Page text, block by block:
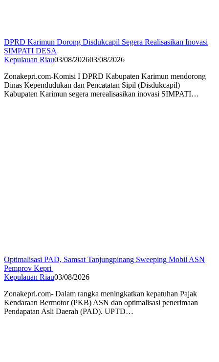
DPRD Karimun Dorong Disdukcapil Segera Realisasikan Inovasi
SIMPATI DESA
Kepulauan Riau03/08/202603/08/2026
Zonakepri.com-Komisi I DPRD Kabupaten Karimun mendorong
Dinas Kependudukan dan Pencatatan Sipil (Disdukcapil)
Kabupaten Karimun segera merealisasikan inovasi SIMPATI…
Optimalisasi PAD, Samsat Tanjungpinang Sweeping Mobil ASN
Pemprov Kepri
Kepulauan Riau03/08/2026
Zonakepri.com- Dalam rangka meningkatkan kepatuhan Pajak
Kendaraan Bermotor (PKB) ASN dan optimalisasi penerimaan
Pendapatan Asli Daerah (PAD). UPTD…